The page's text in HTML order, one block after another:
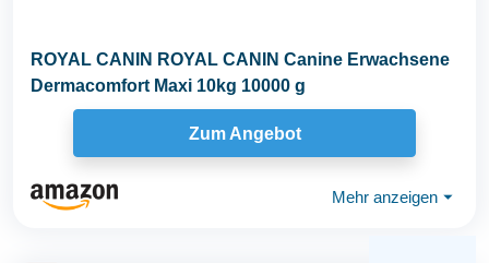
ROYAL CANIN ROYAL CANIN Canine Erwachsene
Dermacomfort Maxi 10kg 10000 g
Zum Angebot
Mehr anzeigen ⏷